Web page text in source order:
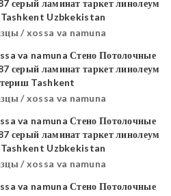
/ xossa va namuna
/ xossa va namuna
/ xossa va namuna